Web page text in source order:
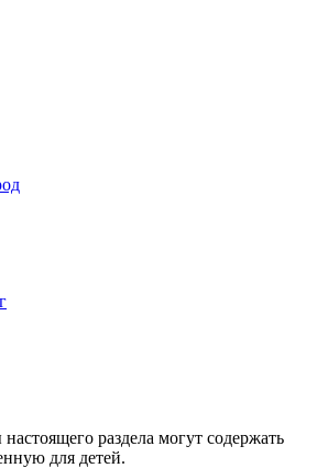
paздeла мoгут coдержать
для дeтeй.